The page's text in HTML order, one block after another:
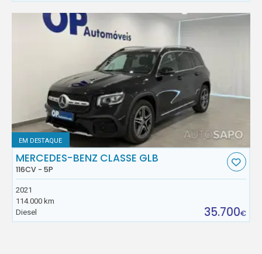
EM DESTAQUE
MERCEDES-BENZ CLASSE GLB
116CV - 5P
2021
114.000 km
Diesel
35.700€